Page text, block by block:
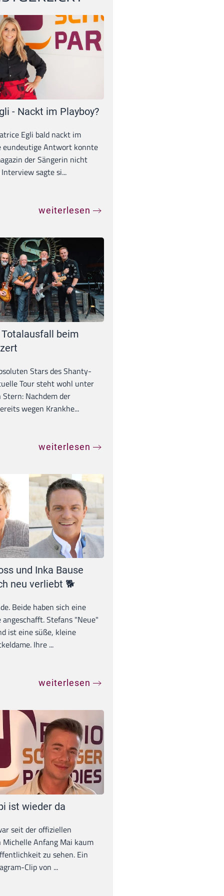
- Nackt im Playboy?
Egli bald nackt im
eundeutige Antwort konnte
der Sängerin nicht
sagte si...
weiterlesen
beim
Stars des Shanty-
Tour steht wohl unter
Nachdem der
wegen Krankhe...
weiterlesen
und Inka Bause
neu verliebt 🐕
Beide haben sich eine
angeschafft. Stefans "Neue"
ist eine süße, kleine
Ihre ...
weiterlesen
ist wieder da
seit der offiziellen
Michelle Anfang Mai kaum
zu sehen. Ein
Clip von ...